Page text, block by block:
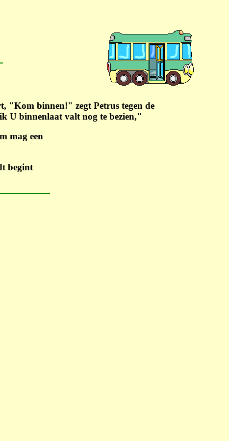
"Kom binnen!" zegt Petrus tegen de
U binnenlaat valt nog te bezien,"
mag een
begint